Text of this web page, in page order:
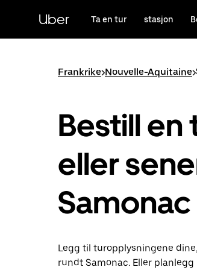
hovedinnholdet
Uber Ta en tur stasjon
Frankrike>Nouvelle-Aquitaine>
Bestill en
eller
Samonac
Legg til turopplysningene
rundt Samonac. Eller